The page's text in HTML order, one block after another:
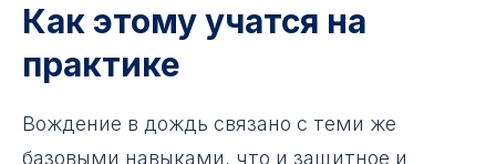
Как этому учатся на
практике
Вождение в дождь связано с теми же
базовыми навыками, что и защитное и